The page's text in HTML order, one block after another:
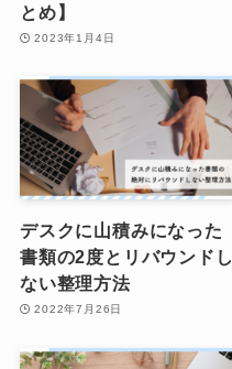
とめ】
2023年1月4日
デスクに山積みになった
書類の2度とリバウンドし
ない整理方法
2022年7月26日